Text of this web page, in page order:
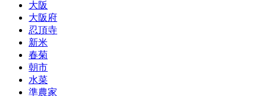
大阪
大阪府
忍頂寺
新米
春菊
朝市
水菜
準農家